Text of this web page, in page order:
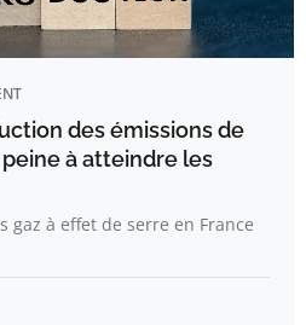
des émissions de
à atteindre les
gaz à effet de serre en France